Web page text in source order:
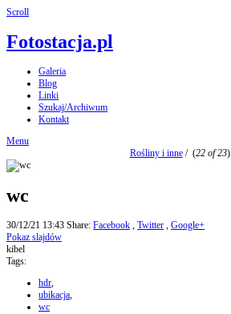
Scroll
Fotostacja.pl
Galeria
Blog
Linki
Szukaj/Archiwum
Kontakt
Menu
Rośliny i inne/ (22 of 23)
wc
30/12/21 13:43 Share: Facebook , Twitter , Google+
Pokaz slajdów
kibel
Tags:
hdr,
ubikacja,
wc